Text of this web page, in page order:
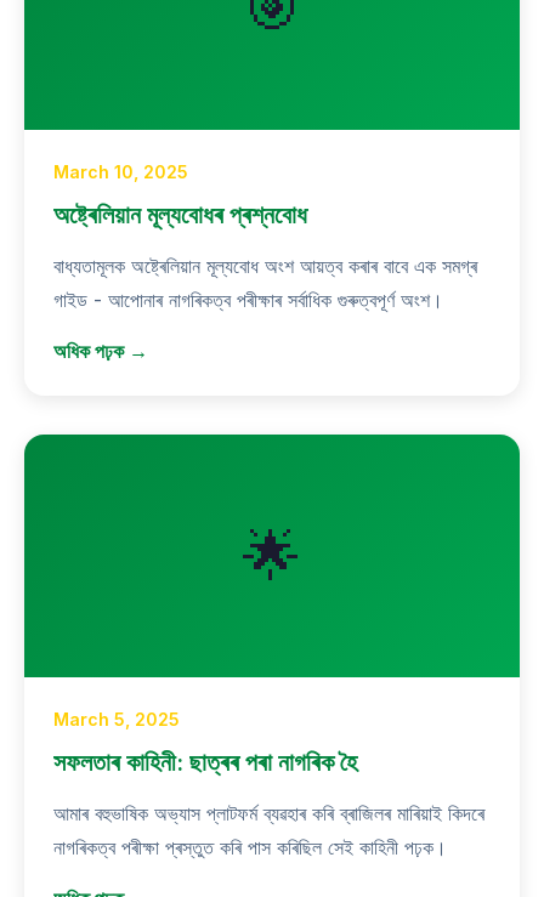
March 10, 2025
অষ্ট্ৰেলিয়ান মূল্যবোধৰ প্ৰশ্নবোধ
বাধ্যতামূলক অষ্ট্ৰেলিয়ান মূল্যবোধ অংশ আয়ত্ব কৰাৰ বাবে এক সমগ্ৰ
গাইড - আপোনাৰ নাগৰিকত্ব পৰীক্ষাৰ সৰ্বাধিক গুৰুত্বপূৰ্ণ অংশ।
অধিক পঢ়ক →
🌟
March 5, 2025
সফলতাৰ কাহিনী: ছাত্ৰৰ পৰা নাগৰিক হৈ
আমাৰ বহুভাষিক অভ্যাস প্লাটফৰ্ম ব্যৱহাৰ কৰি ব্ৰাজিলৰ মাৰিয়াই কিদৰে
নাগৰিকত্ব পৰীক্ষা প্ৰস্তুত কৰি পাস কৰিছিল সেই কাহিনী পঢ়ক।